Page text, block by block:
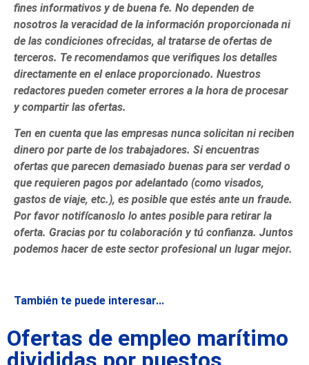
fines informativos y de buena fe. No dependen de
nosotros la veracidad de la información proporcionada ni
de las condiciones ofrecidas, al tratarse de ofertas de
terceros. Te recomendamos que verifiques los detalles
directamente en el enlace proporcionado. Nuestros
redactores pueden cometer errores a la hora de procesar
y compartir las ofertas.
Ten en cuenta que las empresas nunca solicitan ni reciben
dinero por parte de los trabajadores. Si encuentras
ofertas que parecen demasiado buenas para ser verdad o
que requieren pagos por adelantado (como visados,
gastos de viaje, etc.), es posible que estés ante un fraude.
Por favor notifícanoslo lo antes posible para retirar la
oferta. Gracias por tu colaboración y tú confianza. Juntos
podemos hacer de este sector profesional un lugar mejor.
También te puede interesar...
Ofertas de empleo marítimo